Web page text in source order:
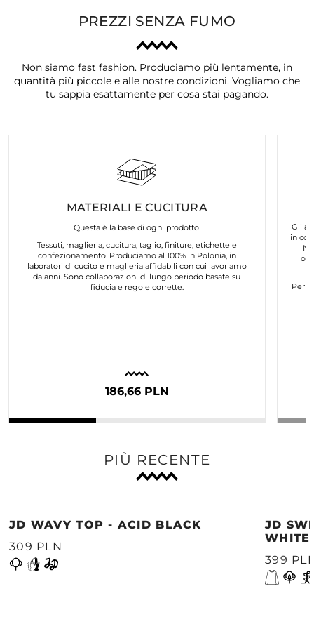
PREZZI SENZA FUMO
Non siamo fast fashion. Produciamo più lentamente, in
quantità più piccole e alle nostre condizioni. Vogliamo che
tu sappia esattamente per cosa stai pagando.
MATERIALI E CUCITURA
Questa è la base di ogni prodotto.
Tessuti, maglieria, cucitura, taglio, finiture, etichette e
confezionamento. Produciamo al 100% in Polonia, in
laboratori di cucito e maglieria affidabili con cui lavoriamo
da anni. Sono collaborazioni di lungo periodo basate su
fiducia e regole corrette.
186,66 PLN
Gli
in
Per
PIÙ RECENTE
JD WAVY TOP - ACID BLACK
309 PLN
JD
WHITE
399